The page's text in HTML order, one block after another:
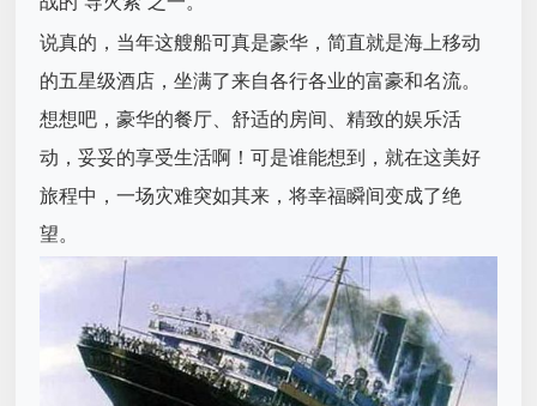
说真的，当年这艘船可真是豪华，简直就是海上移动
的五星级酒店，坐满了来自各行各业的富豪和名流。
想想吧，豪华的餐厅、舒适的房间、精致的娱乐活
动，妥妥的享受生活啊！可是谁能想到，就在这美好
旅程中，一场灾难突如其来，将幸福瞬间变成了绝
望。